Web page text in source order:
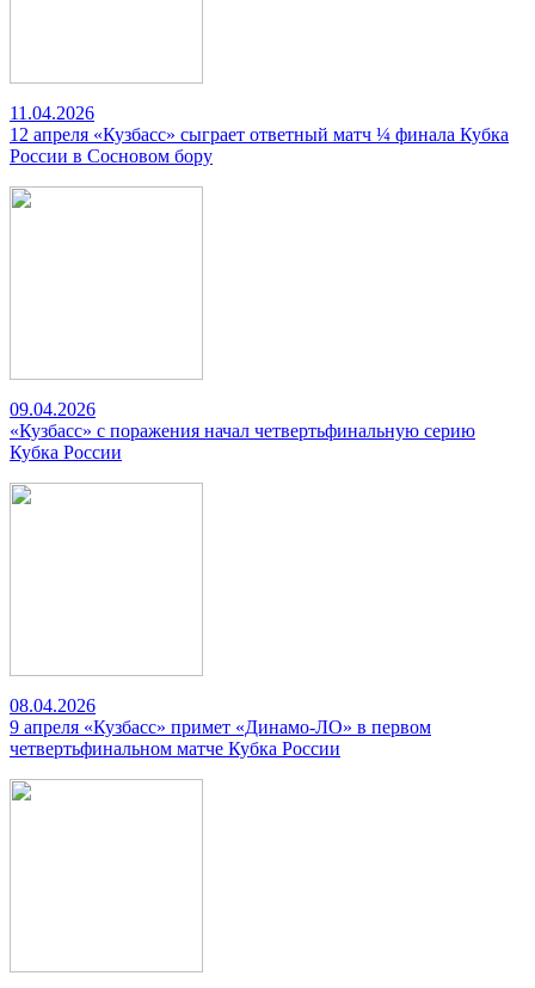
11.04.2026
12 апреля «Кузбасс» сыграет ответный матч ¼ финала Кубка
России в Сосновом бору
09.04.2026
«Кузбасс» с поражения начал четвертьфинальную серию
Кубка России
08.04.2026
9 апреля «Кузбасс» примет «Динамо-ЛО» в первом
четвертьфинальном матче Кубка России